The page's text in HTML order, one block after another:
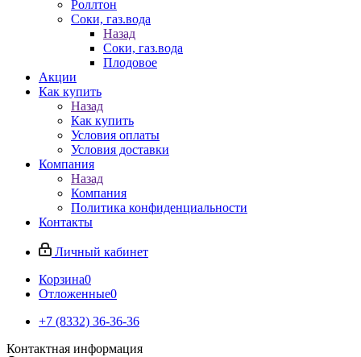
Роллтон
Соки, газ.вода
Назад
Соки, газ.вода
Плодовое
Акции
Как купить
Назад
Как купить
Условия оплаты
Условия доставки
Компания
Назад
Компания
Политика конфиденциальности
Контакты
Личный кабинет
Корзина0
Отложенные0
+7 (8332) 36-36-36
Контактная информация